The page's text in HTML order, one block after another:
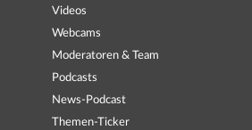
Videos
Webcams
Moderatoren & Team
Podcasts
News-Podcast
Themen-Ticker